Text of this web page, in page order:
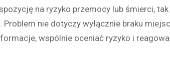
na ryzyko przemocy lub śmierci, tak
nie dotyczy wyłącznie braku
wspólnie oceniać ryzyko i